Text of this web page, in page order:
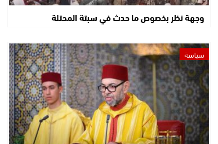
وجهة نظر بخصوص ما حدث في سبتة المحتلة
سياسة